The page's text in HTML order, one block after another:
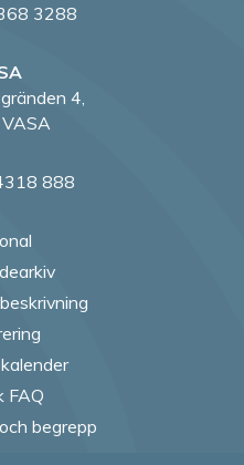
3288
4,
888
FAQ
begrepp